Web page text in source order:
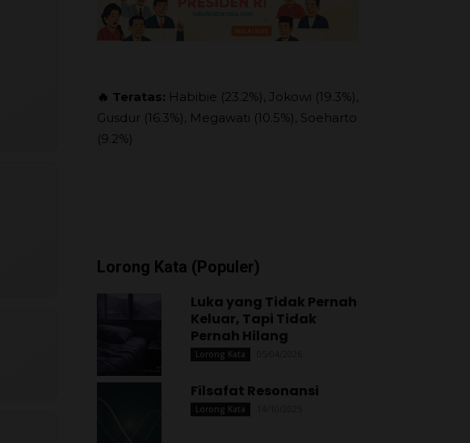
🔥 Teratas: Habibie (23.2%), Jokowi (19.3%),
Gusdur (16.3%), Megawati (10.5%), Soeharto
(9.2%)
Lorong Kata (Populer)
Luka yang Tidak Pernah
Keluar, Tapi Tidak
Pernah Hilang
Lorong Kata
Filsafat Resonansi
Lorong Kata